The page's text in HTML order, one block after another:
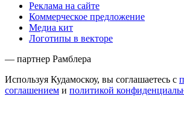
Реклама на сайте
Коммерческое предложение
Медиа кит
Логотипы в векторе
— партнер Рамблера
Используя Кудамоскоу, вы соглашаетесь с
соглашением и политикой